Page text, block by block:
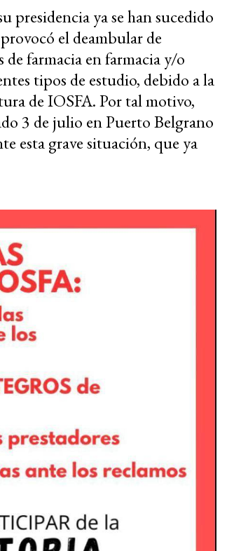
presidencia ya se han sucedido
el deambular de
farmacia en farmacia y/o
tipos de estudio, debido a la
de IOSFA. Por tal motivo,
3 de julio en Puerto Belgrano
esta grave situación, que ya